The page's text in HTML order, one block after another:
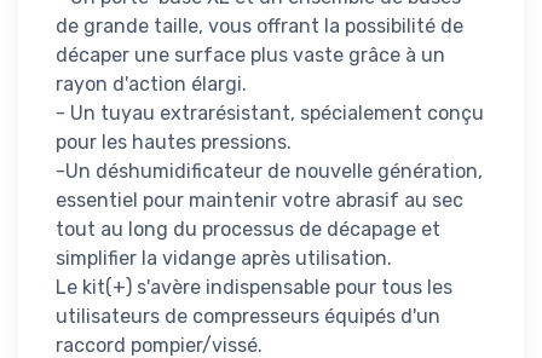
de grande taille, vous offrant la possibilité de
décaper une surface plus vaste grâce à un
rayon d'action élargi.
- Un tuyau extrarésistant, spécialement conçu
pour les hautes pressions.
-Un déshumidificateur de nouvelle génération,
essentiel pour maintenir votre abrasif au sec
tout au long du processus de décapage et
simplifier la vidange après utilisation.
Le kit(+) s'avère indispensable pour tous les
utilisateurs de compresseurs équipés d'un
raccord pompier/vissé.